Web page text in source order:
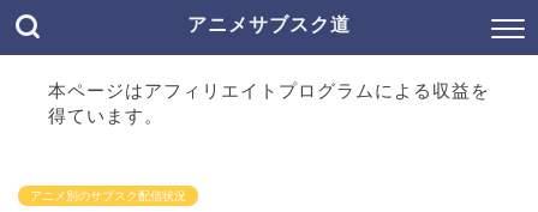
アニメサブスク道
本ページはアフィリエイトプログラムによる収益を
得ています。
アニメ別のサブスク配信状況